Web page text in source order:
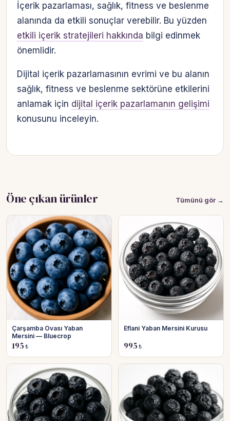
İçerik pazarlaması, sağlık, fitness ve beslenme
alanında da etkili sonuçlar verebilir. Bu yüzden
etkili içerik stratejileri hakkında bilgi edinmek
önemlidir.
Dijital içerik pazarlamasının evrimi ve bu alanın
sağlık, fitness ve beslenme sektörüne etkilerini
anlamak için dijital içerik pazarlamanın gelişimi
konusunu inceleyin.
Öne çıkan ürünler Tümünü gör →
Çarşamba Ovası Yaban
Mersini — Bluecrop
195 ₺
Eflani Yaban Mersini Kurusu
995 ₺